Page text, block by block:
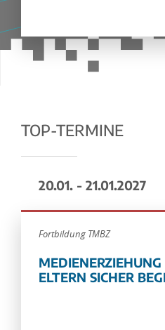
TOP-TERMINE
20.01. - 21.01.2027
Fortbildung TMBZ
ELTERN SICHER